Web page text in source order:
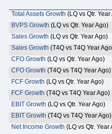
Total Assets Growth (LQ vs Qtr. Year
BVPS Growth (LQ vs Qtr. Year Ago)
Sales Growth (LQ vs Qtr. Year Ago)
Sales Growth (T4Q vs T4Q Year
CFO Growth (LQ vs Qtr. Year Ago)
CFO Growth (T4Q vs T4Q Year Ago)
FCF Growth (LQ vs Qtr. Year Ago)
FCF Growth (T4Q vs T4Q Year Ago)
EBIT Growth (LQ vs Qtr. Year Ago)
EBIT Growth (T4Q vs T4Q Year Ago)
Net Income Growth (LQ vs Qtr. Year